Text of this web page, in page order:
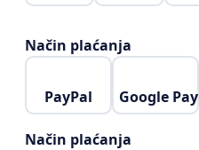
Način plaćanja
PayPal Google Pay
Način plaćanja